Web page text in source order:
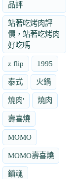
品評
站著吃烤肉評
價，站著吃烤肉
好吃嗎
z flip 1995
泰式 火鍋
燒肉' 燒肉
壽喜燒
MOMO
MOMO壽喜燒
鎮魂